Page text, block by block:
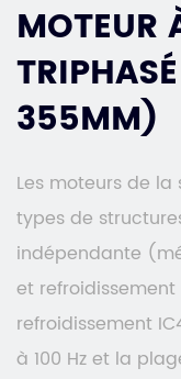
MOTEUR
355MM)
Les moteurs de la
types de
indépendante
et
refroidissement
à 100 Hz et la